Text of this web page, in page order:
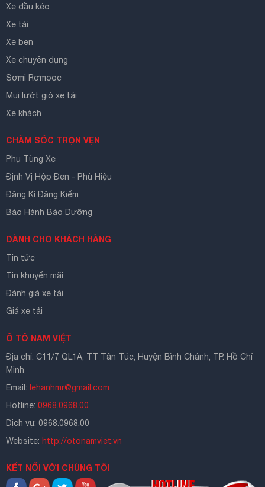
Xe đầu kéo
Xe tải
Xe ben
Xe chuyên dụng
Sơmi Rơmooc
Mui lướt gió xe tải
Xe khách
CHĂM SÓC TRỌN VẸN
Phụ Tùng Xe
Định Vị Hộp Đen - Phù Hiệu
Đăng Kí Đăng Kiểm
Bảo Hành Bảo Dưỡng
DÀNH CHO KHÁCH HÀNG
Tin tức
Tin khuyến mãi
Đánh giá xe tải
Giá xe tải
Ô TÔ NAM VIỆT
Địa chỉ: C11/7 QL1A, TT Tân Túc, Huyện Bình Chánh, TP. Hồ Chí
Minh
Email: lehanhmr@gmail.com
Hotline: 0968.0968.00
Dịch vụ: 0968.0968.00
Website: http://otonamviet.vn
KẾT NỐI VỚI CHÚNG TÔI